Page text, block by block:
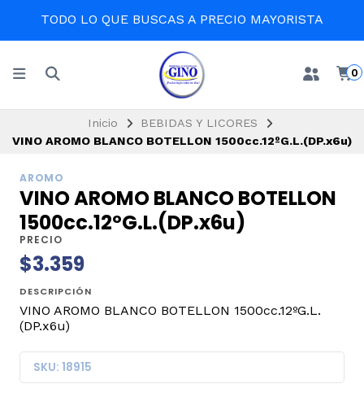
TODO LO QUE BUSCAS A PRECIO MAYORISTA
0
Inicio
BEBIDAS Y LICORES
VINO AROMO BLANCO BOTELLON 1500cc.12ºG.L.(DP.x6u)
AROMO
VINO AROMO BLANCO BOTELLON
1500cc.12ºG.L.(DP.x6u)
PRECIO
$3.359
DESCRIPCIÓN
VINO AROMO BLANCO BOTELLON 1500cc.12ºG.L.
(DP.x6u)
SKU: 18915